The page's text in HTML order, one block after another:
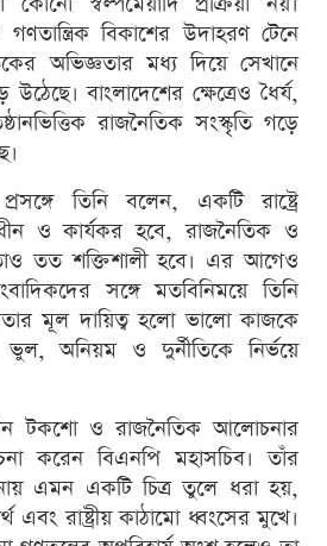
বিকাশের উদাহরণ টেনে
অভিজ্ঞতার মধ্য দিয়ে সেখানে
উঠেছে। বাংলাদেশের ক্ষেত্রেও ধৈর্য,
রাজনৈতিক সংস্কৃতি গড়ে
তিনি বলেন, একটি রাষ্ট্রে
ও কার্যকর হবে, রাজনৈতিক ও
তত শক্তিশালী হবে। এর আগেও
সঙ্গে মতবিনিময়ে তিনি
মূল দায়িত্ব হলো ভালো কাজকে
অনিয়ম ও দুর্নীতিকে নির্ভয়ে
টকশো ও রাজনৈতিক আলোচনার
করেন বিএনপি মহাসচিব। তাঁর
এমন একটি চিত্র তুলে ধরা হয়,
এবং রাষ্ট্রীয় কাঠামো ধ্বংসের মুখে।